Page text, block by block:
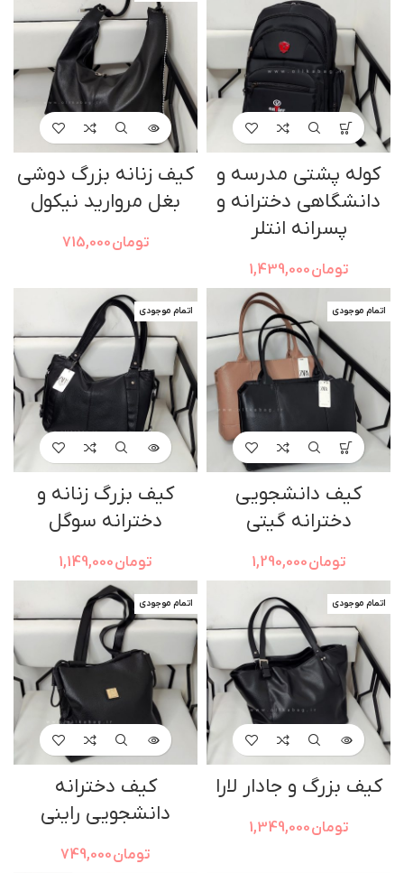
کوله پشتی مدرسه و
دانشگاهی دخترانه و
پسرانه انتلر
تومان
کیف زنانه بزرگ دوشی
بغل مروارید نیکول
تومان
اتمام موجودی
کیف دانشجویی
دخترانه گیتی
تومان
اتمام موجودی
کیف بزرگ زنانه و
دخترانه سوگل
تومان
اتمام موجودی
کیف بزرگ و جادار لارا
تومان
اتمام موجودی
کیف دخترانه
دانشجویی راینی
تومان